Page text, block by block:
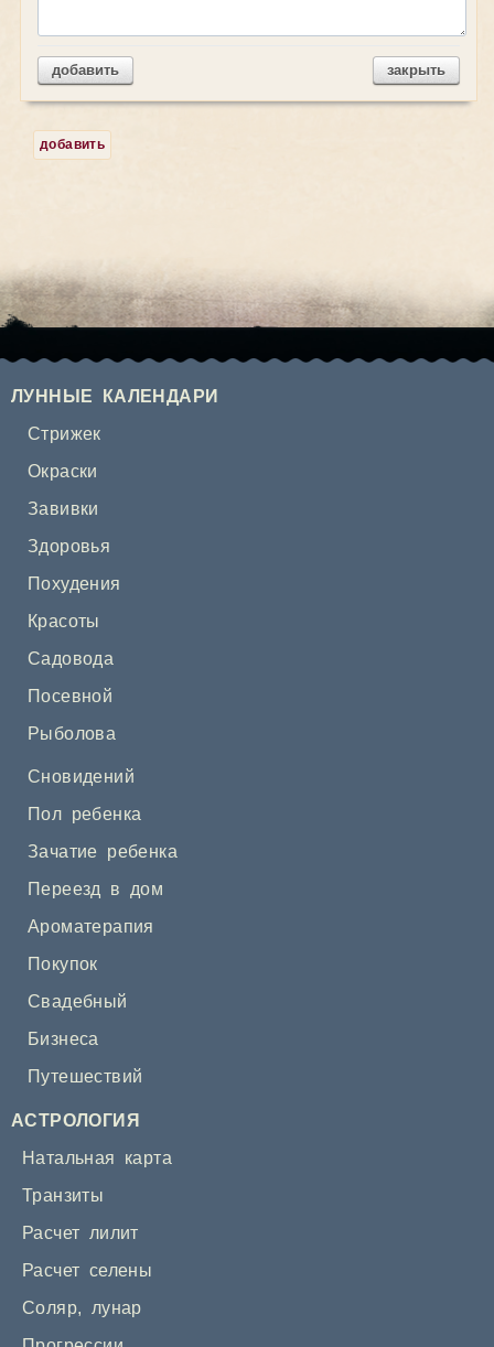
добавить закрыть
добавить
ЛУННЫЕ КАЛЕНДАРИ
Стрижек
Окраски
Завивки
Здоровья
Похудения
Красоты
Садовода
Посевной
Рыболова
Сновидений
Пол ребенка
Зачатие ребенка
Переезд в дом
Ароматерапия
Покупок
Свадебный
Бизнеса
Путешествий
АСТРОЛОГИЯ
Натальная карта
Транзиты
Расчет лилит
Расчет селены
Соляр, лунар